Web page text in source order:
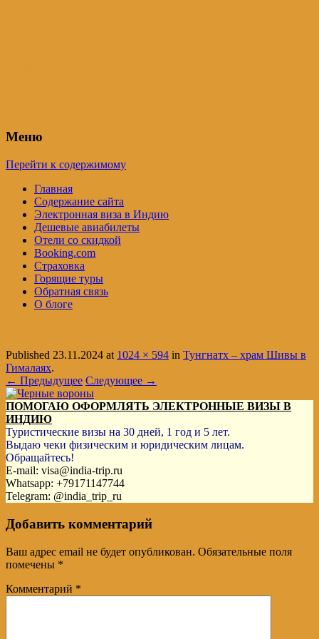
Меню
Перейти к содержимому
Главная
Содержание сайта
Электронная виза в Индию
Дешевые авиабилеты
Отели со скидкой
Booking.com
Страховка
Горящие туры
Обратная связь
О блоге
Published 23.11.2024 at 1024 × 594 in Тунгнатх – храм Шивы в
Гималаях.
← Предыдущее Следующее →
ПОМОГАЮ ОФОРМЛЯТЬ ЭЛЕКТРОННЫЕ ВИЗЫ В
ИНДИЮ
Туристические визы на 30 дней, 1 год и 5 лет.
Выдаю чеки физическим и юридическим лицам.
Обращайтесь!
E-mail: visa@india-trip.ru
Whatsapp: +79171147744
Telegram: @india_trip_ru
Добавить комментарий
Ваш адрес email не будет опубликован. Обязательные поля
помечены *
Комментарий *